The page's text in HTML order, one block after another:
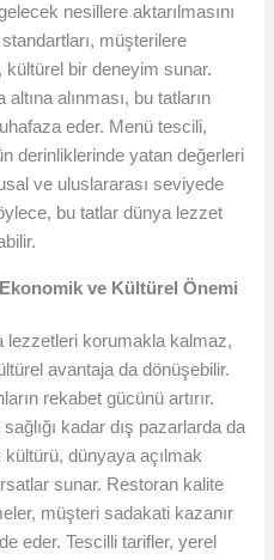
nesillere aktarılmasını
müşterilere
bir deneyim sunar.
alınması, bu tatların
eder. Menü tescili,
derinliklerinde yatan değerleri
ve uluslararası seviyede
bu tatlar dünya lezzet
ve Kültürel Önemi
lezzetleri korumakla kalmaz,
avantaja da dönüşebilir.
rekabet gücünü artırır.
kadar dış pazarlarda da
dünyaya açılmak
sunar. Restoran kalite
müşteri sadakati kazanır
eder. Tescilli tarifler, yerel